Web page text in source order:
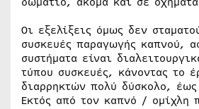
Οι εξελίξεις όμως δεν
συσκευές παραγωγής καπνού,
συστήματα είναι
τύπου συσκευές, κάνοντας το
διαρρηκτών πολύ δύσκολο,
Εκτός από τον καπνό / ομίχλη